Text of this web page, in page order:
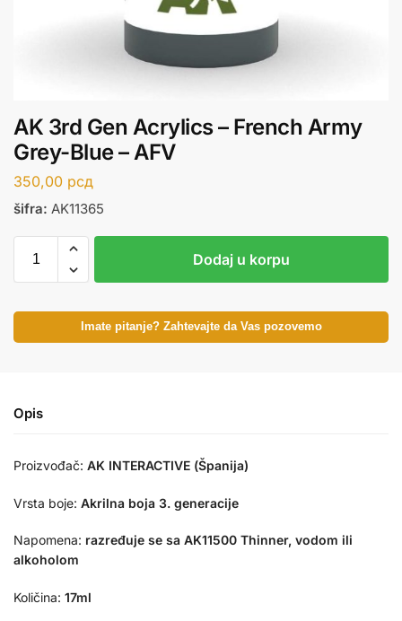
AK 3rd Gen Acrylics – French Army
Grey-Blue – AFV
350,00 рсд
šifra: AK11365
Dodaj u korpu
Imate pitanje? Zahtevajte da Vas pozovemo
Opis
Proizvođač: AK INTERACTIVE (Španija)
Vrsta boje: Akrilna boja 3. generacije
Napomena: razređuje se sa AK11500 Thinner, vodom ili
alkoholom
Količina: 17ml